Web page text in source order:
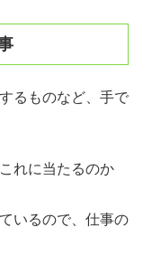
るものなど、手で
れに当たるのか
いるので、仕事の